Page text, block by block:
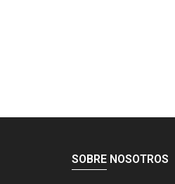
SOBRE NOSOTROS